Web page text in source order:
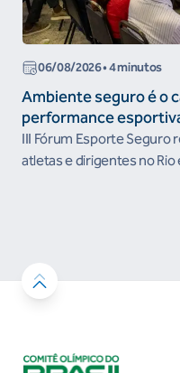
06/08/2026• 4 minutos
Ambiente seguro é o
performance
III Fórum Esporte Seguro
atletas e dirigentes no Rio